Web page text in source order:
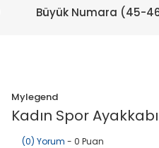
Büyük Numara (45-
Mylegend
Kadın Spor
(0) Yorum - 0 Puan